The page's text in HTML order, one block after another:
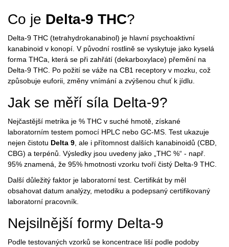
Co je Delta‑9 THC?
Delta‑9 THC (tetrahydrokanabinol) je hlavní psychoaktivní
kanabinoid v konopí. V původní rostlině se vyskytuje jako kyselá
forma THCa , která se při zahřátí (dekarboxylace) přemění na
Delta‑9 THC. Po požití se váže na CB1 receptory v mozku, což
způsobuje euforii, změny vnímání a zvýšenou chuť k jídlu.
Jak se měří síla Delta‑9?
Nejčastější metrika je % THC v suché hmotě, získané
laboratorním testem pomocí HPLC nebo GC‑MS. Test ukazuje
nejen čistotu Delta 9 , ale i přítomnost dalších kanabinoidů (CBD,
CBG) a terpénů. Výsledky jsou uvedeny jako „THC %“ - např.
95% znamená, že 95% hmotnosti vzorku tvoří čistý Delta‑9 THC.
Další důležitý faktor je laboratorní test . Certifikát by měl
obsahovat datum analýzy, metodiku a podepsaný certifikovaný
laboratorní pracovník.
Nejsilnější formy Delta‑9
Podle testovaných vzorků se koncentrace liší podle podoby